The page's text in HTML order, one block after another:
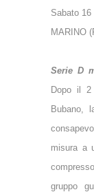
Sabato
MARINO
Serie D
Dopo il
Bubano,
misura a
gruppo